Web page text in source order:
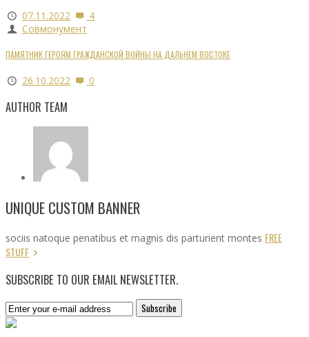
07.11.2022
4
Совмонумент
ПАМЯТНИК ГЕРОЯМ ГРАЖДАНСКОЙ ВОЙНЫ НА ДАЛЬНЕМ ВОСТОКЕ
26.10.2022 0
AUTHOR TEAM
UNIQUE CUSTOM BANNER
sociis natoque penatibus et magnis dis parturient montes FREE
STUFF
SUBSCRIBE TO OUR EMAIL NEWSLETTER.